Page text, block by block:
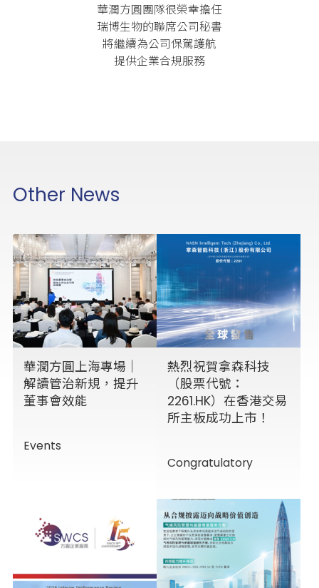
華潤方圓團隊很榮幸擔任
瑞博生物的聯席公司秘書
將繼續為公司保駕護航
提供企業合規服務
Other News
華潤方圓上海專場｜
解讀管治新規，提升
董事會效能
Events
熱烈祝賀拿森科技
（股票代號：
2261.HK）在香港交易
所主板成功上市！
Congratulatory